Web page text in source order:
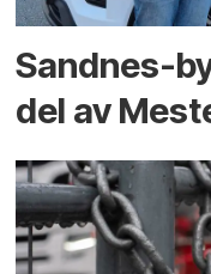
Sandnes-
del av